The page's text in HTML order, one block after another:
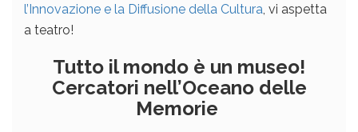
l’Innovazione e la Diffusione della Cultura , vi aspetta
a teatro!
Tutto il mondo è un museo!
Cercatori nell’Oceano delle
Memorie